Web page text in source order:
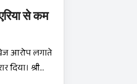
से कम
दिया। श्री…